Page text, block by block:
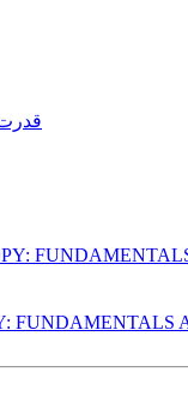
FUNDAMENTALS